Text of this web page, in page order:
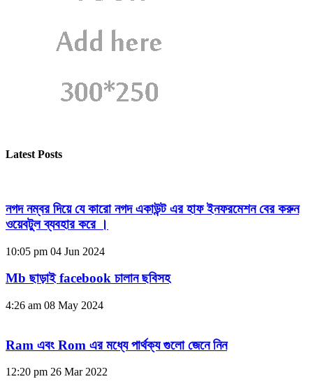
Latest Posts
নগদ নম্বর দিয়ে যে কারো নগদ একাউন্ট এর হাফ ইনফরমেশন বের করুন
ওয়েবটুল ব্যবহার করে ।
10:05 pm 04 Jun 2024
Mb ছাড়াই facebook চালান ছবিসহ
4:26 am 08 May 2024
Ram এবং Rom এর মধ্যে পার্থক্য গুলো জেনে নিন
12:20 pm 26 Mar 2022